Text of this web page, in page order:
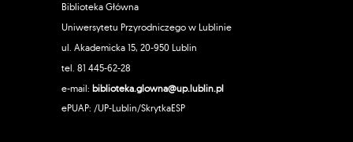
Biblioteka Główna
Uniwersytetu Przyrodniczego w Lublinie
ul. Akademicka 15, 20-950 Lublin
tel. 81 445-62-28
e-mail: biblioteka.glowna@up.lublin.pl
ePUAP: /UP-Lublin/SkrytkaESP